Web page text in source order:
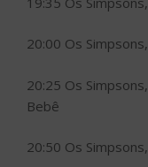
20:00 Os
20:25 Os
Bebê
20:50 Os